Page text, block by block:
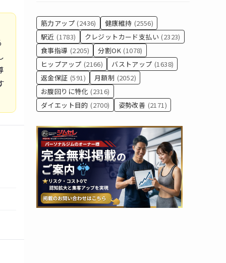
筋力アップ (2436) 健康維持 (2556)
駅近 (1783) クレジットカード支払い (2323)
食事指導 (2205) 分割OK (1078)
ヒップアップ (2166) バストアップ (1638)
返金保証 (591) 月額制 (2052)
お腹回りに特化 (2316)
ダイエット目的 (2700) 姿勢改善 (2171)